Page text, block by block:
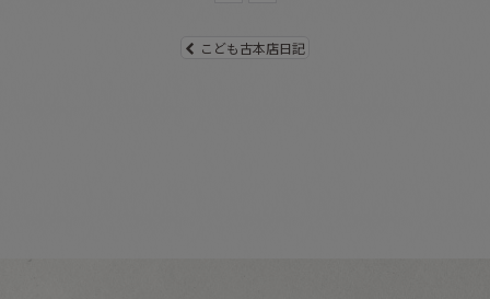
こども古本店日記